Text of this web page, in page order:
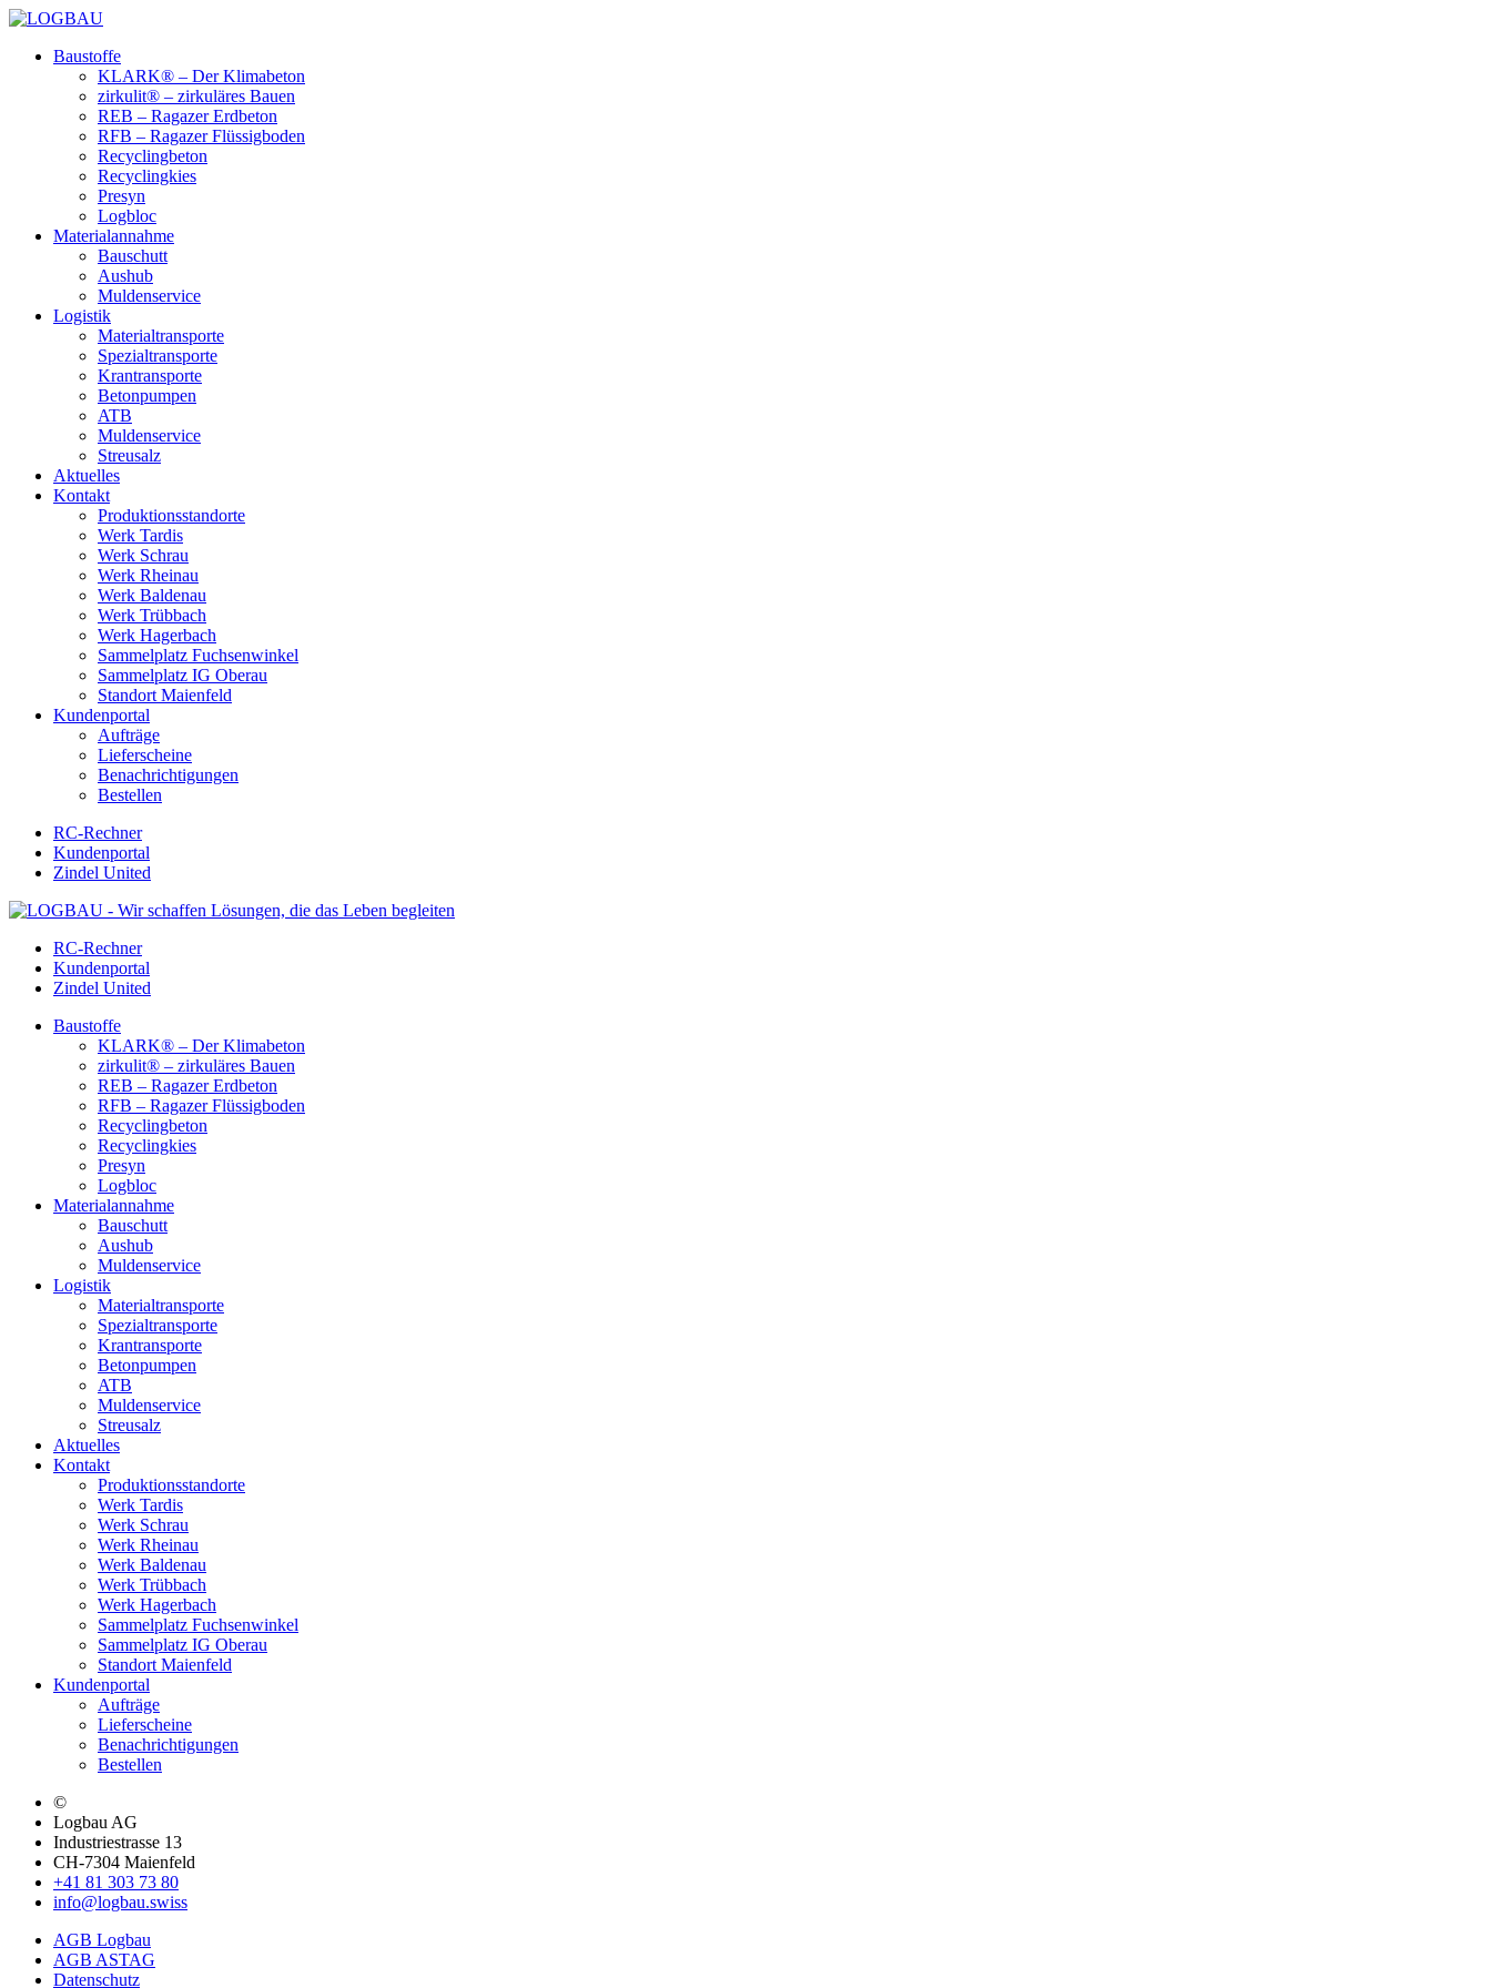
Baustoffe
KLARK® – Der Klimabeton
zirkulit® – zirkuläres Bauen
REB – Ragazer Erdbeton
RFB – Ragazer Flüssigboden
Recyclingbeton
Recyclingkies
Presyn
Logbloc
Materialannahme
Bauschutt
Aushub
Muldenservice
Logistik
Materialtransporte
Spezialtransporte
Krantransporte
Betonpumpen
ATB
Muldenservice
Streusalz
Aktuelles
Kontakt
Produktionsstandorte
Werk Tardis
Werk Schrau
Werk Rheinau
Werk Baldenau
Werk Trübbach
Werk Hagerbach
Sammelplatz Fuchsenwinkel
Sammelplatz IG Oberau
Standort Maienfeld
Kundenportal
Aufträge
Lieferscheine
Benachrichtigungen
Bestellen
RC-Rechner
Kundenportal
Zindel United
RC-Rechner
Kundenportal
Zindel United
Baustoffe
KLARK® – Der Klimabeton
zirkulit® – zirkuläres Bauen
REB – Ragazer Erdbeton
RFB – Ragazer Flüssigboden
Recyclingbeton
Recyclingkies
Presyn
Logbloc
Materialannahme
Bauschutt
Aushub
Muldenservice
Logistik
Materialtransporte
Spezialtransporte
Krantransporte
Betonpumpen
ATB
Muldenservice
Streusalz
Aktuelles
Kontakt
Produktionsstandorte
Werk Tardis
Werk Schrau
Werk Rheinau
Werk Baldenau
Werk Trübbach
Werk Hagerbach
Sammelplatz Fuchsenwinkel
Sammelplatz IG Oberau
Standort Maienfeld
Kundenportal
Aufträge
Lieferscheine
Benachrichtigungen
Bestellen
©
Logbau AG
Industriestrasse 13
CH-7304 Maienfeld
+41 81 303 73 80
info@logbau.swiss
AGB Logbau
AGB ASTAG
Datenschutz